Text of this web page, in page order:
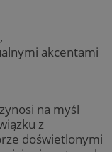
akcentami
na myśl
z
doświetlonymi